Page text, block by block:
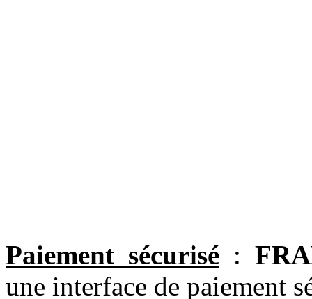
Paiement sécurisé :
une interface de paiement